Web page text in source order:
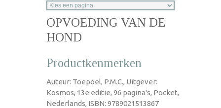
OPVOEDING VAN DE
HOND
Productkenmerken
Auteur: Toepoel, P.M.C., Uitgever:
Kosmos, 13e editie, 96 pagina's, Pocket,
Nederlands, ISBN: 9789021513867